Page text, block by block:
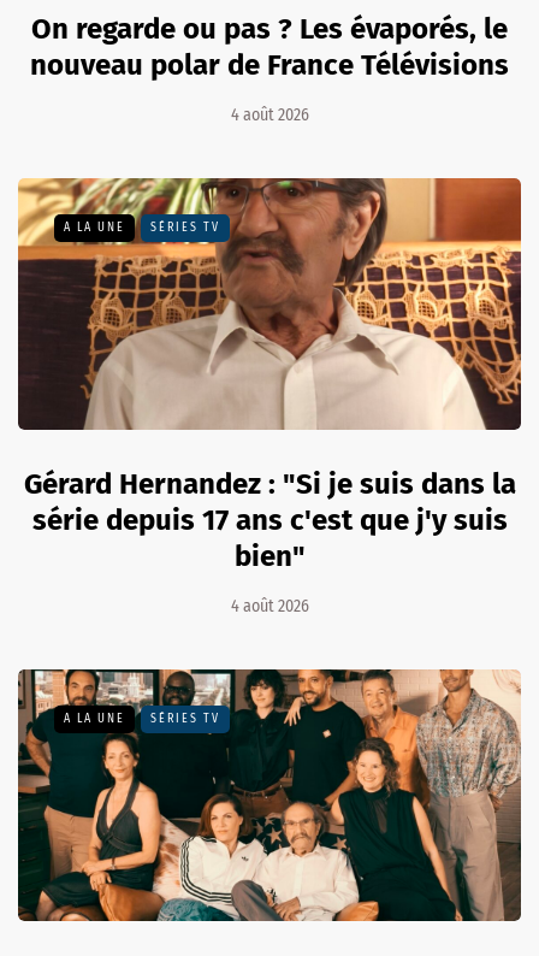
On regarde ou pas ? Les évaporés, le
nouveau polar de France Télévisions
4 août 2026
A LA UNE SÉRIES TV
Gérard Hernandez : "Si je suis dans la
série depuis 17 ans c'est que j'y suis
bien"
4 août 2026
A LA UNE SÉRIES TV